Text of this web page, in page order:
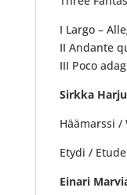
I Largo –
II Andante
III Poco
Sirkka
Häämarssi /
Etydi / Etude
Einari